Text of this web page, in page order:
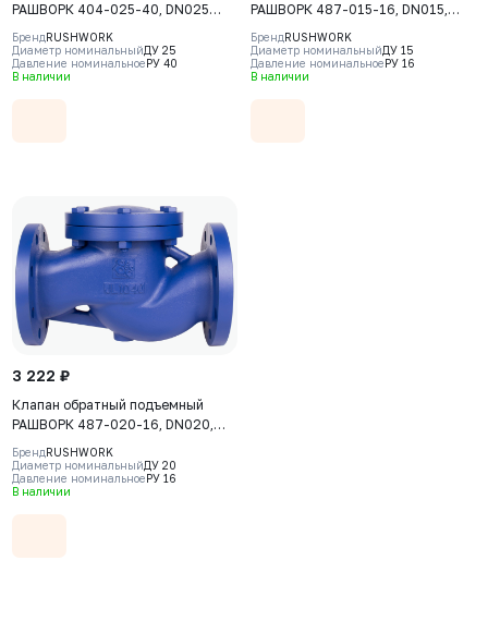
РАШВОРК 404-025-40, DN025
PN40, PN40, корпус - CF8M, диск -
CF8M, уплотнение - CF8M, М/Ф
БрендRUSHWORK
Диаметр номинальныйДУ 25
Давление номинальноеРУ 40
В наличии
РАШВОРК 487-015-16, DN015,
PN16, корпус - GJL-250 (GG25),
диск - угл. сталь AISI420, седло -
угл. сталь AISI420, Ф/Ф
БрендRUSHWORK
Диаметр номинальныйДУ 15
Давление номинальноеРУ 16
В наличии
3 222 ₽
Клапан обратный подъемный
РАШВОРК 487-020-16, DN020,
PN16, корпус - GJL-250 (GG25),
диск - угл. сталь AISI420, седло -
угл. сталь AISI420, Ф/Ф
БрендRUSHWORK
Диаметр номинальныйДУ 20
Давление номинальноеРУ 16
В наличии